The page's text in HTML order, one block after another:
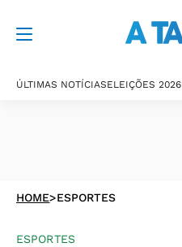
ÚLTIMAS NOTÍCIASELEIÇÕES 2026
HOME>ESPORTES
ESPORTES